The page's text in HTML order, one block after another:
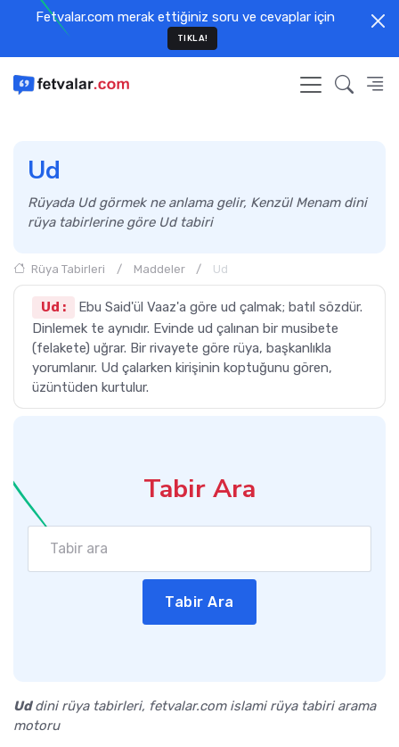
Fetvalar.com merak ettiğiniz soru ve cevaplar için
TIKLA!
Ud
Rüyada Ud görmek ne anlama gelir, Kenzül Menam dini
rüya tabirlerine göre Ud tabiri
Rüya Tabirleri Maddeler Ud
Ud :
Ebu Said'ül Vaaz'a göre ud çalmak; batıl sözdür.
Dinlemek te aynıdır. Evinde ud çalınan bir musibete
(felakete) uğrar. Bir rivayete göre rüya, başkanlıkla
yorumlanır. Ud çalarken kirişinin koptuğunu gören,
üzüntüden kurtulur.
Tabir Ara
Tabir Ara
Uddini rüya tabirleri, fetvalar.com islami rüya tabiri arama
motoru